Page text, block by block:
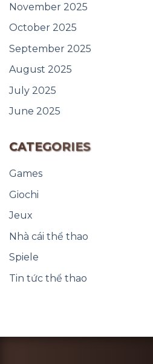
November 2025
October 2025
September 2025
August 2025
July 2025
June 2025
CATEGORIES
Games
Giochi
Jeux
Nhà cái thể thao
Spiele
Tin tức thể thao